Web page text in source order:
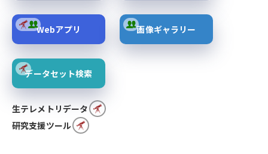
Webアプリ 画像ギャラリー
データセット検索
生テレメトリデータ
研究支援ツール